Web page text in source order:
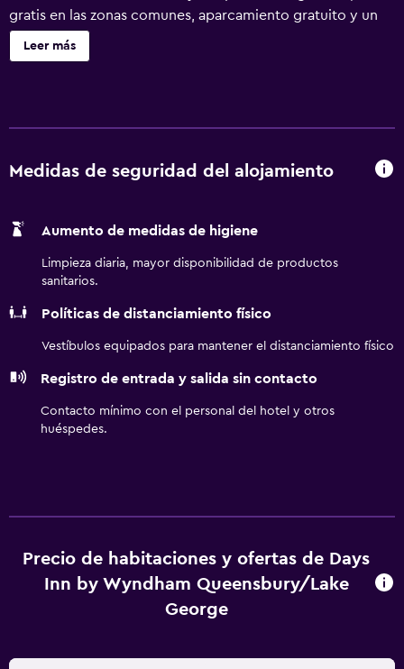
gratis en las zonas comunes, aparcamiento gratuito y un
detalle de bienvenida gratuito. Otras instalaciones
incluyen check-out exprés, periódicos gratuitos y
camas tienen colchones con una capa de acolchado
y microondas. Los baños están equipados con ducha y
hidromasaje y artículos de higiene personal gratuitos. Los
acceso a Internet wifi gratis. Los servicios para las
personas de negocios incluyen teléfono; las llamadas
restricciones). Las habitaciones también incluyen tabla de
planchar con plancha y ventilador portátil. Se ofrece
servicio de limpieza todos los días. Los servicios de ocio y
alojamiento (es posible que se aplique un recargo).
Leer más
Medidas de seguridad del alojamiento
Aumento de medidas de higiene
Limpieza diaria, mayor disponibilidad de productos
sanitarios.
Políticas de distanciamiento físico
Vestíbulos equipados para mantener el distanciamiento físico
Registro de entrada y salida sin contacto
Contacto mínimo con el personal del hotel y otros
huéspedes.
Precio de habitaciones y ofertas de Days
Inn by Wyndham Queensbury/Lake
George